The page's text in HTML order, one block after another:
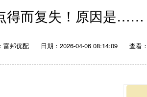
得而复失！原因是……
富邦优配 日期：2026-04-06 08:14:09 查看